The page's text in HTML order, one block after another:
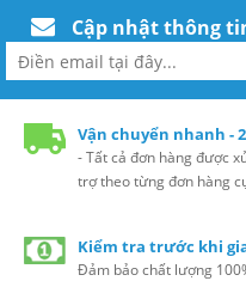
Cập nhật thông
Vận chuyển nhanh -
- Tất cả đơn hàng được
trợ theo từng đơn hàng
Kiểm tra trước khi
Đảm bảo chất lượng